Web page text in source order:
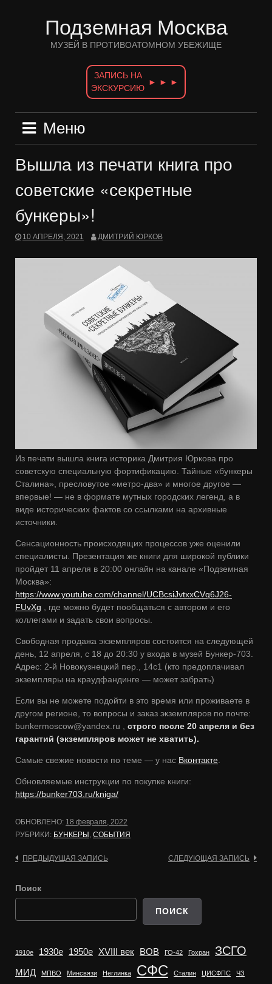
Подземная Москва
МУЗЕЙ В ПРОТИВОАТОМНОМ УБЕЖИЩЕ
ЗАПИСЬ НА
ЭКСКУРСИЮ
► ► ►
Меню
Вышла из печати книга про
советские «секретные
бункеры»!
10 АПРЕЛЯ, 2021 ДМИТРИЙ ЮРКОВ
Из печати вышла книга историка Дмитрия Юркова про
советскую специальную фортификацию. Тайные «бункеры
Сталина», пресловутое «метро-два» и многое другое —
впервые! — не в формате мутных городских легенд, а в
виде исторических фактов со ссылками на архивные
источники.
Сенсационность происходящих процессов уже оценили
специалисты. Презентация же книги для широкой публики
пройдет 11 апреля в 20:00 онлайн на канале «Подземная
Москва»:
https://www.youtube.com/channel/UCBcsiJvtxxCVq6J26-
FUvXg , где можно будет пообщаться с автором и его
коллегами и задать свои вопросы.
Свободная продажа экземпляров состоится на следующей
день, 12 апреля, с 18 до 20:30 у входа в музей Бункер-703.
Адрес: 2-й Новокузнецкий пер., 14с1 (кто предоплачивал
экземпляры на краудфандинге — может забрать)
Если вы не можете подойти в это время или проживаете в
другом регионе, то вопросы и заказ экземпляров по почте:
bunkermoscow@yandex.ru , строго после 20 апреля и без
гарантий (экземпляров может не хватить).
Самые свежие новости по теме — у нас Вконтакте.
Обновляемые инструкции по покупке книги:
https://bunker703.ru/kniga/
ОБНОВЛЕНО: 18 февраля, 2022
РУБРИКИ: БУНКЕРЫ , СОБЫТИЯ
Навигация
записям
ПРЕДЫДУЩАЯ ЗАПИСЬ СЛЕДУЮЩАЯ ЗАПИСЬ
Поиск
ПОИСК
1910е 1930е 1950е XVIII век ВОВ ГО-42 Гохран ЗСГО
МИД МПВО Минсвязи Неглинка СФС Сталин ЦИСФПС ЧЗ